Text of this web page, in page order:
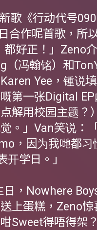
歌《行动代号
合作呢首歌，所
好正！」Zeno
（冯翰铭）和
Yee，锺说
第一张Digital
解用校园主题？
。」Van笑说：
，因为我哋都习
学日。」
，Nowhere
上蛋糕，Zeno
Sweet得唔得架